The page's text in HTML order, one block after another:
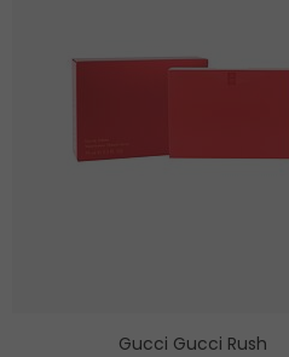
Gucci Gucci Rush